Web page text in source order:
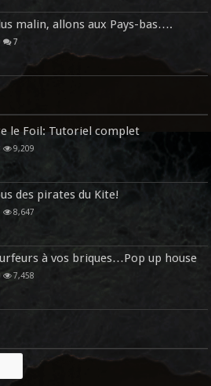
malin, allons aux Pays-bas….
7
le Foil: Tutoriel complet
9,209
des pirates du Kite!
8,647
à vos briques…Pop up house
7,458